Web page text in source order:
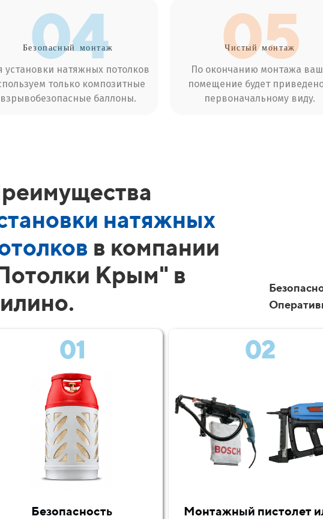
04
Безопасный монтаж
установки натяжных потолков
только композитные
взрывобезопасные баллоны.
05
Чистый монтаж
По окончанию монтажа
помещение будет
первоначальному виду.
натяжных
в компании
Крым" в
01
Безопасность
02
Монтажный пистолет